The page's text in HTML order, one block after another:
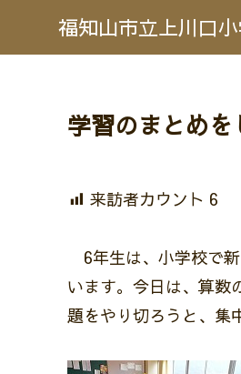
福知山市立上川口
学習のまとめを
来訪者カウント 6
6年生は、小学校で
います。今日は、算数
題をやり切ろうと、集